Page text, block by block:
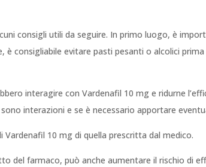
consigli utili da seguire. In primo luogo, è
consigliabile evitare pasti pesanti o alcolici
interagire con Vardenafil 10 mg e ridurne
interazioni e se è necessario apportare
10 mg di quella prescritta dal medico.
del farmaco, può anche aumentare il rischio di